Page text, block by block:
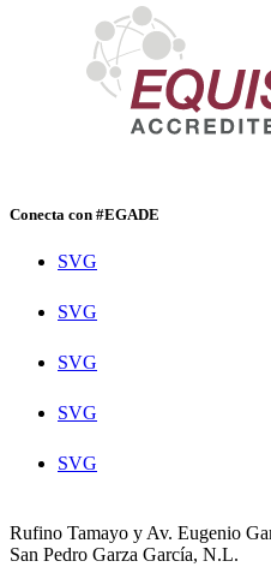
Conecta con #EGADE
SVG
SVG
SVG
SVG
SVG
Rufino Tamayo y Av. Eugenio
San Pedro Garza García, N.L.